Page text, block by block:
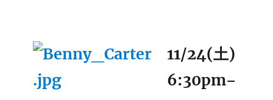
11/24(土)
6:30pm–